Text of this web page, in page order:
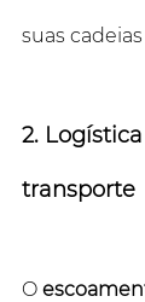
suas
2.
transporte
O